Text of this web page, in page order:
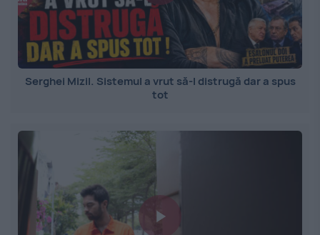
Serghei Mizil. Sistemul a vrut să-l distrugă dar a spus
tot